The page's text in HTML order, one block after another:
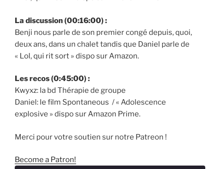
La discussion(00:16:00) :
Benji nous parle de son premier congé depuis, quoi,
deux ans, dans un chalet tandis que Daniel parle de
« Lol, qui rit sort » dispo sur Amazon.
Les recos (0:45:00) :
Kwyxz: la bd Thérapie de groupe
Daniel: le film Spontaneous / « Adolescence
explosive » dispo sur Amazon Prime.
Merci pour votre soutien sur notre Patreon !
Become a Patron!